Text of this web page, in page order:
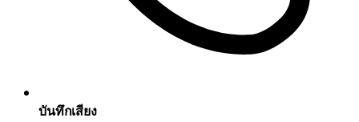
บันทึกเสียง